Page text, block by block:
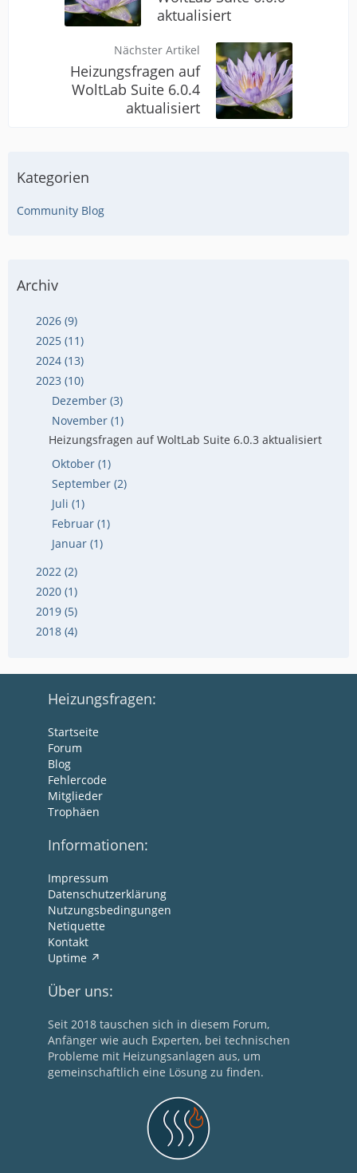
aktualisiert
Nächster Artikel
Heizungsfragen auf
WoltLab Suite 6.0.4
aktualisiert
Kategorien
Community Blog
Archiv
2026 (9)
2025 (11)
2024 (13)
2023 (10)
Dezember (3)
November (1)
Heizungsfragen auf WoltLab Suite 6.0.3 aktualisiert
Oktober (1)
September (2)
Juli (1)
Februar (1)
Januar (1)
2022 (2)
2020 (1)
2019 (5)
2018 (4)
Heizungsfragen:
Startseite
Forum
Blog
Fehlercode
Mitglieder
Trophäen
Informationen:
Impressum
Datenschutzerklärung
Nutzungsbedingungen
Netiquette
Kontakt
Uptime
Über uns:
Seit 2018 tauschen sich in diesem Forum,
Anfänger wie auch Experten, bei technischen
Probleme mit Heizungsanlagen aus, um
gemeinschaftlich eine Lösung zu finden.